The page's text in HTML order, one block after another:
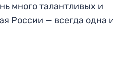
много талантливых и
России — всегда одна